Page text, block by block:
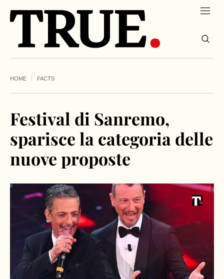
HOME FACTS
Festival di Sanremo,
sparisce la categoria delle
nuove proposte